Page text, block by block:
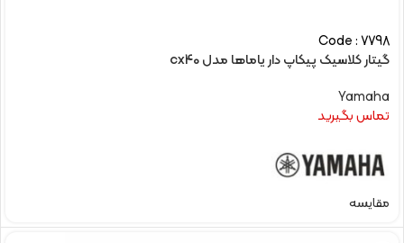
Code : 7798
گیتار کلاسیک پیکاپ دار یاماها مدل cx40
Yamaha
تماس بگیرید
مقایسه